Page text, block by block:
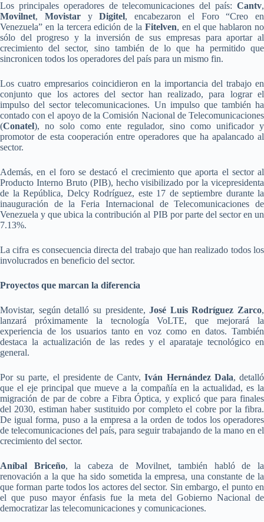
Los principales operadores de telecomunicaciones del país: Cantv,
Movilnet, Movistar yDigitel, encabezaron el Foro “Creo en
Venezuela” en la tercera edición de la Fitelven, en el que hablaron no
sólo del progreso y la inversión de sus empresas para aportar al
crecimiento del sector, sino también de lo que ha permitido que
sincronicen todos los operadores del país para un mismo fin.
Los cuatro empresarios coincidieron en la importancia del trabajo en
conjunto que los actores del sector han realizado, para lograr el
impulso del sector telecomunicaciones. Un impulso que también ha
contado con el apoyo de la Comisión Nacional de Telecomunicaciones
(Conatel), no solo como ente regulador, sino como unificador y
promotor de esta cooperación entre operadores que ha apalancado al
sector.
Además, en el foro se destacó el crecimiento que aporta el sector al
Producto Interno Bruto (PIB), hecho visibilizado por la vicepresidenta
de la República, Delcy Rodríguez, este 17 de septiembre durante la
inauguración de la Feria Internacional de Telecomunicaciones de
Venezuela y que ubica la contribución al PIB por parte del sector en un
7.13%.
La cifra es consecuencia directa del trabajo que han realizado todos los
involucrados en beneficio del sector.
Proyectos que marcan la diferencia
Movistar, según detalló su presidente,José Luis Rodríguez Zarco,
lanzará próximamente la tecnología VoLTE, que mejorará la
experiencia de los usuarios tanto en voz como en datos. También
destaca la actualización de las redes y el aparataje tecnológico en
general.
Por su parte, el presidente de Cantv, Iván Hernández Dala, detalló
que el eje principal que mueve a la compañía en la actualidad, es la
migración de par de cobre a Fibra Óptica, y explicó que para finales
del 2030, estiman haber sustituido por completo el cobre por la fibra.
De igual forma, puso a la empresa a la orden de todos los operadores
de telecomunicaciones del país, para seguir trabajando de la mano en el
crecimiento del sector.
Aníbal Briceño, la cabeza de Movilnet, también habló de la
renovación a la que ha sido sometida la empresa, una constante de la
que forman parte todos los actores del sector. Sin embargo, el punto en
el que puso mayor énfasis fue la meta del Gobierno Nacional de
democratizar las telecomunicaciones y comunicaciones.